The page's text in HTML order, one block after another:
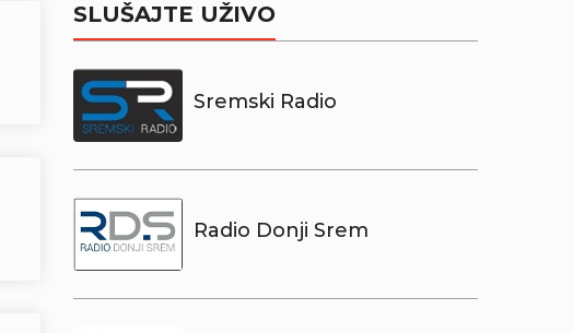
SLUŠAJTE UŽIVO
Sremski Radio
Radio Donji Srem